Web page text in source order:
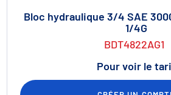
Bloc hydraulique 3/4 SAE
1/4G
BDT4822AG1
Pour voir le